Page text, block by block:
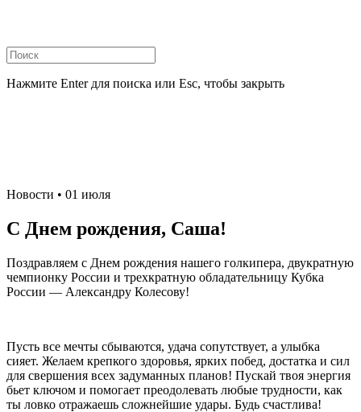
Нажмите Enter для поиска или Esc, чтобы закрыть
Новости • 01 июля
С Днем рождения, Саша!
Поздравляем с Днем рождения нашего голкипера, двукратную
чемпионку России и трехкратную обладательницу Кубка
России — Александру Колесову!
Пусть все мечты сбываются, удача сопутствует, а улыбка
сияет. Желаем крепкого здоровья, ярких побед, достатка и сил
для свершения всех задуманных планов! Пускай твоя энергия
бьет ключом и помогает преодолевать любые трудности, как
ты ловко отражаешь сложнейшие удары. Будь счастлива!